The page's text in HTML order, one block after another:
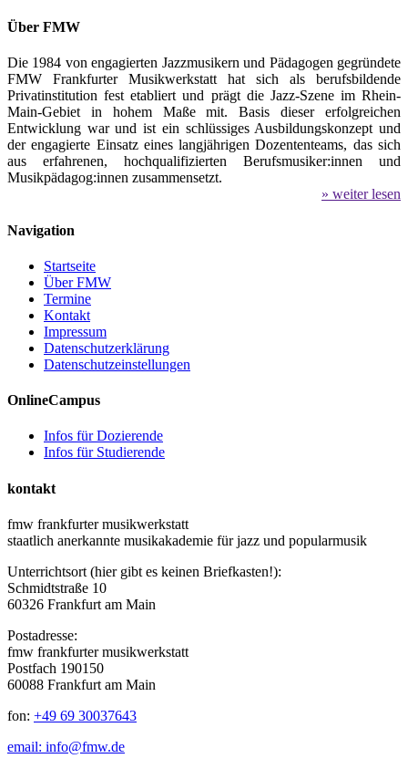
Über FMW
Die 1984 von engagierten Jazzmusikern und Pädagogen gegründete
FMW Frankfurter Musikwerkstatt hat sich als berufsbildende
Privatinstitution fest etabliert und prägt die Jazz-Szene im Rhein-
Main-Gebiet in hohem Maße mit. Basis dieser erfolgreichen
Entwicklung war und ist ein schlüssiges Ausbildungskonzept und
der engagierte Einsatz eines langjährigen Dozententeams, das sich
aus erfahrenen, hochqualifizierten Berufsmusiker:innen und
Musikpädagog:innen zusammensetzt.
» weiter lesen
Navigation
Startseite
Über FMW
Termine
Kontakt
Impressum
Datenschutzerklärung
Datenschutzeinstellungen
OnlineCampus
Infos für Dozierende
Infos für Studierende
kontakt
fmw frankfurter musikwerkstatt
staatlich anerkannte musikakademie für jazz und popularmusik
Unterrichtsort (hier gibt es keinen Briefkasten!):
Schmidtstraße 10
60326 Frankfurt am Main
Postadresse:
fmw frankfurter musikwerkstatt
Postfach 190150
60088 Frankfurt am Main
fon: +49 69 30037643
email: info@fmw.de